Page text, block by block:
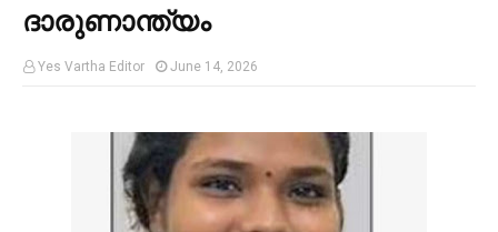
ദാരുണാന്ത്യം
Yes Vartha Editor June 14, 2026